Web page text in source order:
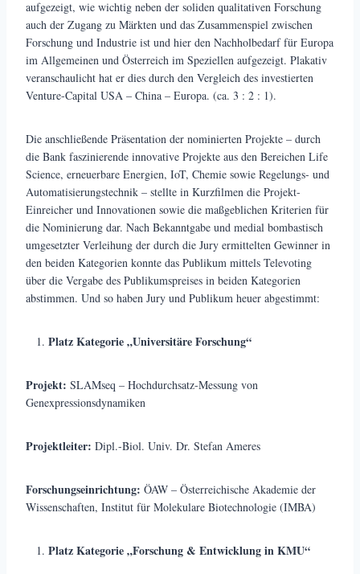
aufgezeigt, wie wichtig neben der soliden qualitativen Forschung
auch der Zugang zu Märkten und das Zusammenspiel zwischen
Forschung und Industrie ist und hier den Nachholbedarf für Europa
im Allgemeinen und Österreich im Speziellen aufgezeigt. Plakativ
veranschaulicht hat er dies durch den Vergleich des investierten
Venture-Capital USA – China – Europa. (ca. 3 : 2 : 1).
Die anschließende Präsentation der nominierten Projekte – durch
die Bank faszinierende innovative Projekte aus den Bereichen Life
Science, erneuerbare Energien, IoT, Chemie sowie Regelungs- und
Automatisierungstechnik – stellte in Kurzfilmen die Projekt-
Einreicher und Innovationen sowie die maßgeblichen Kriterien für
die Nominierung dar. Nach Bekanntgabe und medial bombastisch
umgesetzter Verleihung der durch die Jury ermittelten Gewinner in
den beiden Kategorien konnte das Publikum mittels Televoting
über die Vergabe des Publikumspreises in beiden Kategorien
abstimmen. Und so haben Jury und Publikum heuer abgestimmt:
Platz Kategorie „Universitäre Forschung“
Projekt: SLAMseq – Hochdurchsatz-Messung von
Genexpressionsdynamiken
Projektleiter: Dipl.-Biol. Univ. Dr. Stefan Ameres
Forschungseinrichtung: ÖAW – Österreichische Akademie der
Wissenschaften, Institut für Molekulare Biotechnologie (IMBA)
Platz Kategorie „Forschung & Entwicklung in KMU“